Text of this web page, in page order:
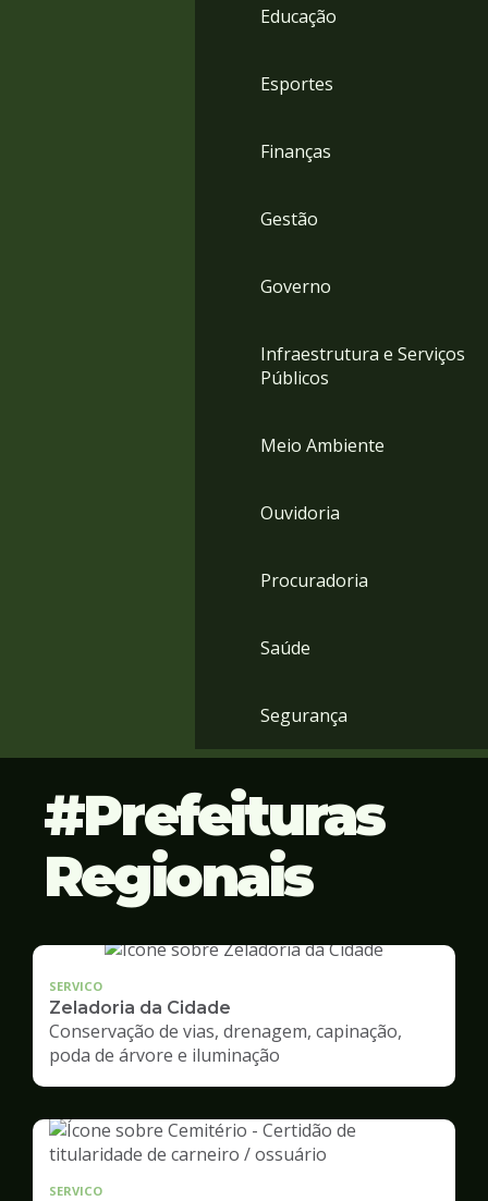
Educação
Esportes
Finanças
Gestão
Governo
Infraestrutura e Serviços
Públicos
Meio Ambiente
Ouvidoria
Procuradoria
Saúde
Segurança
Prefeituras
Regionais
SERVICO
Zeladoria da Cidade
Conservação de vias, drenagem, capinação,
poda de árvore e iluminação
SERVICO